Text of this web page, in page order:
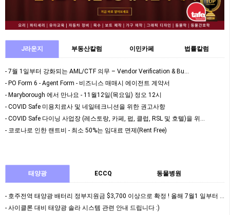
J라운지 부동산칼럼 이민카페 법률칼럼
- 7월 1일부터 강화되는 AML/CTF 의무 – Vendor Verification & Bu…
- PO Form 6 - Agent Form - 비즈니스 매매시 에이전트 계약서
- Maryborough 에서 만나요 - 11월12일(목요일) 정오 12시
- COVID Safe 미용치료사 및 네일테크니션을 위한 권고사항
- COVID Safe 다이닝 사업장 (레스토랑, 카페, 펍, 클럽, RSL 및 호텔)을 위…
- 코로나로 인한 랜트비 - 최소 50%는 임대료 면제(Rent Free)
태양광 ECCQ 동물병원
- 호주전역 태양광 배터리 정부지원금 $3,700 이상으로 확정 ! 올해 7월1 일부터 정식 …
- 사이클론 대비 태양광 솔라 시스템 관련 안내 드립니다 :)